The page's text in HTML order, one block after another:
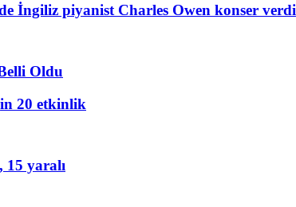
İngiliz piyanist Charles Owen konser verdi
Oldu
20 etkinlik
15 yaralı